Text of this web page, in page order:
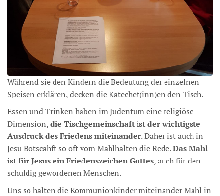
Während sie den Kindern die Bedeutung der einzelnen
Speisen erklären, decken die Katechet(inn)en den Tisch.
Essen und Trinken haben im Judentum eine religiöse
Dimension,die Tischgemeinschaft ist der wichtigste
Ausdruck des Friedens miteinander. Daher ist auch in
Jesu Botscahft so oft vom Mahlhalten die Rede.Das Mahl
ist für Jesus ein Friedenszeichen Gottes, auch für den
schuldig gewordenen Menschen.
Uns so halten die Kommunionkinder miteinander Mahl in